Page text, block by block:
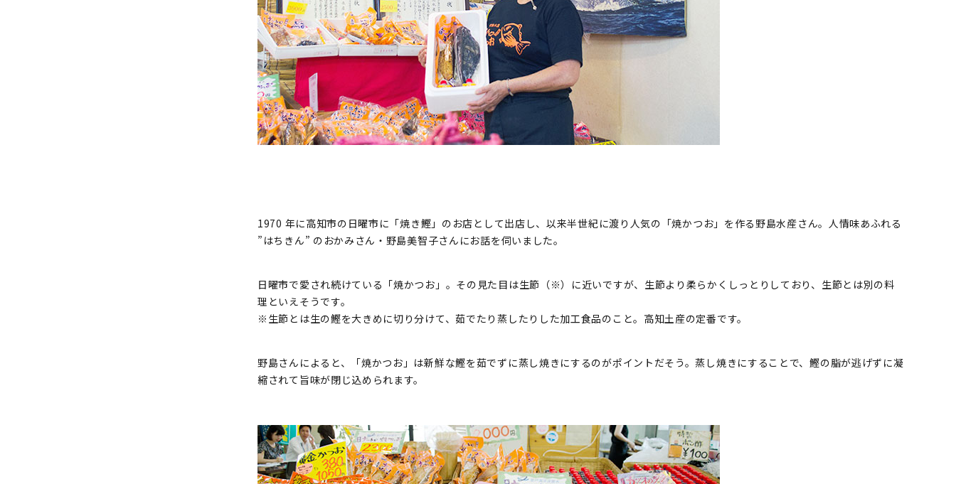
1970 年に高知市の日曜市に「焼き鰹」のお店として出店し、以来半世紀に渡り人気の「焼かつお」を作る野島水産さん。人情味あふれる
”はちきん” のおかみさん・野島美智子さんにお話を伺いました。
日曜市で愛され続けている「焼かつお」。その見た目は生節（※）に近いですが、生節より柔らかくしっとりしており、生節とは別の料
理といえそうです。
※生節とは生の鰹を大きめに切り分けて、茹でたり蒸したりした加工食品のこと。高知土産の定番です。
野島さんによると、「焼かつお」は新鮮な鰹を茹でずに蒸し焼きにするのがポイントだそう。蒸し焼きにすることで、鰹の脂が逃げずに凝
縮されて旨味が閉じ込められます。